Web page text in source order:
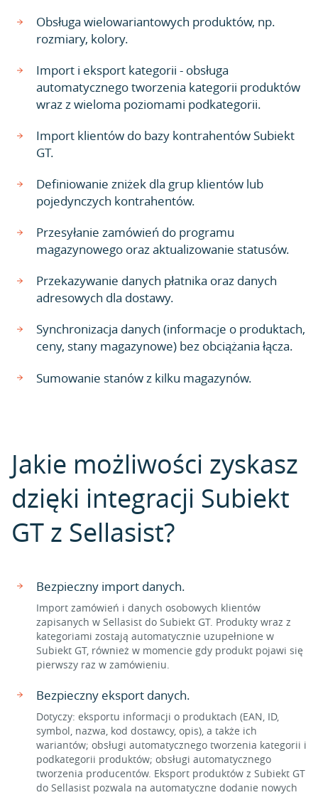
Obsługa wielowariantowych produktów, np.
rozmiary, kolory.
Import i eksport kategorii - obsługa
automatycznego tworzenia kategorii produktów
wraz z wieloma poziomami podkategorii.
Import klientów do bazy kontrahentów Subiekt
GT.
Definiowanie zniżek dla grup klientów lub
pojedynczych kontrahentów.
Przesyłanie zamówień do programu
magazynowego oraz aktualizowanie statusów.
Przekazywanie danych płatnika oraz danych
adresowych dla dostawy.
Synchronizacja danych (informacje o produktach,
ceny, stany magazynowe) bez obciążania łącza.
Sumowanie stanów z kilku magazynów.
Jakie możliwości zyskasz
dzięki integracji Subiekt
GT z Sellasist?
Bezpieczny import danych.
Import zamówień i danych osobowych klientów
zapisanych w Sellasist do Subiekt GT. Produkty wraz z
kategoriami zostają automatycznie uzupełnione w
Subiekt GT, również w momencie gdy produkt pojawi się
pierwszy raz w zamówieniu.
Bezpieczny eksport danych.
Dotyczy: eksportu informacji o produktach (EAN, ID,
symbol, nazwa, kod dostawcy, opis), a także ich
wariantów; obsługi automatycznego tworzenia kategorii i
podkategorii produktów; obsługi automatycznego
tworzenia producentów. Eksport produktów z Subiekt GT
do Sellasist pozwala na automatyczne dodanie nowych